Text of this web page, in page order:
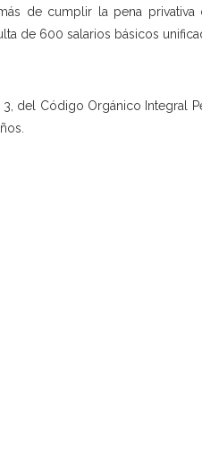
de cumplir la pena privativa
de 600 salarios básicos
del Código Orgánico Integral